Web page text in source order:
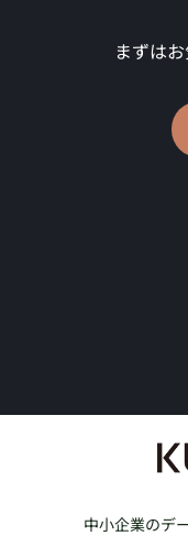
まずは
中小企業のデ